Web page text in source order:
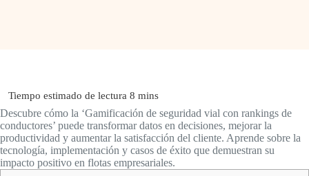
Descubre cómo la ‘Gamificación de seguridad vial con rankings de
conductores’ puede transformar datos en decisiones, mejorar la
productividad y aumentar la satisfacción del cliente. Aprende sobre la
tecnología, implementación y casos de éxito que demuestran su
impacto positivo en flotas empresariales.